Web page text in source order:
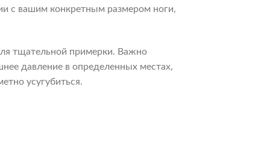
с вашим конкретным размером ноги,
тщательной примерки. Важно
давление в определенных местах,
усугубиться.